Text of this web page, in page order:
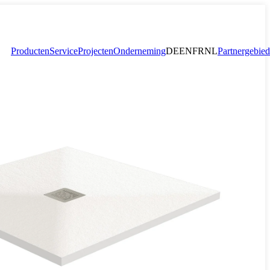
ProductenServiceProjectenOndernemingDEENFRNLPartnergebied